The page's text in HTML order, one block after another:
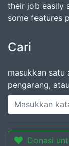
their job easily
some features
Cari
masukkan
pengarang,
Donasi